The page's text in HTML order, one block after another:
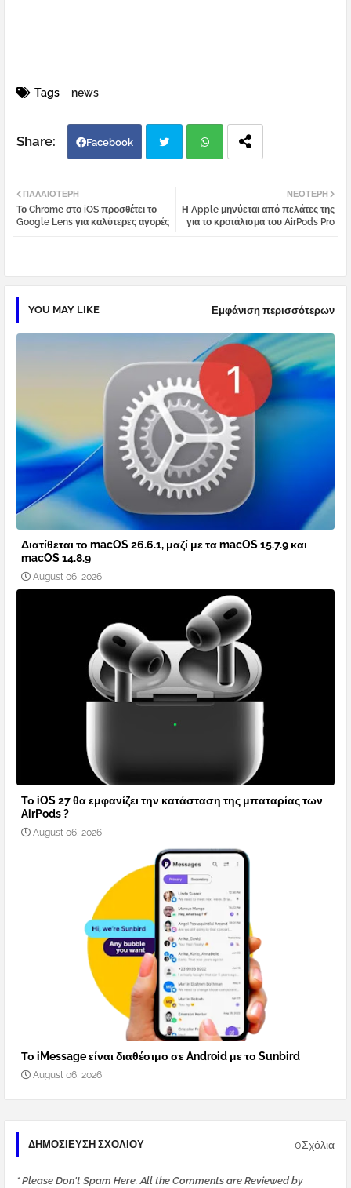
Tags news
Facebook
tter atsa
ΝΕΌΤΕΡΗ
Η Apple μηνύεται από πελάτες της
για το κροτάλισμα του AirPods Pro
ΠΑΛΑΙΌΤΕΡΗ
Το Chrome στο iOS προσθέτει το
Google Lens για καλύτερες αγορές
YOU MAY LIKE Εμφάνιση περισσότερων
Διατίθεται το macOS 26.6.1, μαζί με τα macOS 15.7.9 και
macOS 14.8.9
August 06, 2026
Το iOS 27 θα εμφανίζει την κατάσταση της μπαταρίας των
AirPods ?
August 06, 2026
Το iMessage είναι διαθέσιμο σε Android με το Sunbird
August 06, 2026
ΔΗΜΟΣΊΕΥΣΗ ΣΧΟΛΊΟΥ 0Σχόλια
* Please Don't Spam Here. All the Comments are Reviewed by